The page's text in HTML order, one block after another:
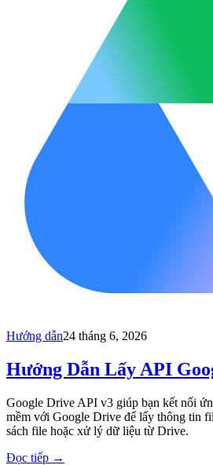
Hướng dẫn24 tháng 6, 2026
Hướng Dẫn Lấy API
Google Drive API v3 giúp bạn kết nối
mềm với Google Drive để lấy thông tin
sách file hoặc xử lý dữ liệu từ Drive.
Đọc tiếp →